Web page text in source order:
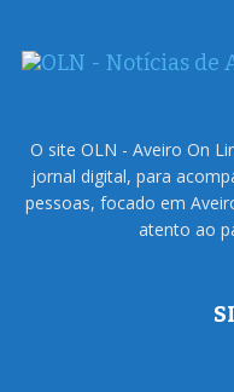
O site OLN - Aveiro On
jornal digital, para
pessoas, focado em
atento ao